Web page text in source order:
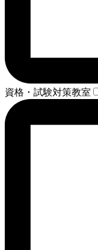
資格・試験対策教室